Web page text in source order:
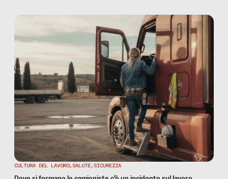
CULTURA DEL LAVORO, SALUTE, SICUREZZA